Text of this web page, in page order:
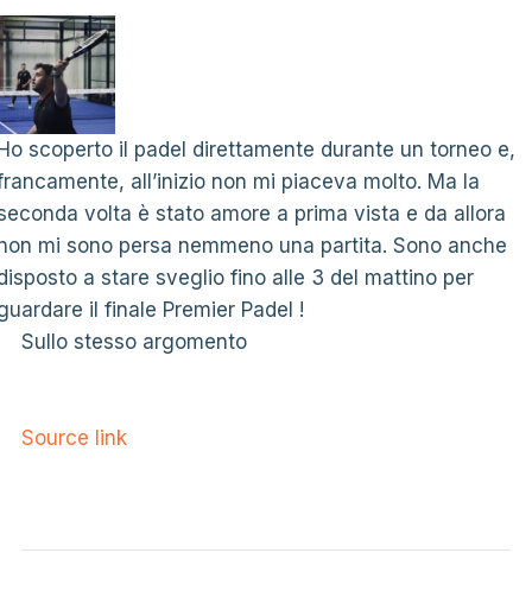
scoperto il padel direttamente durante un torneo e,
all’inizio non mi piaceva molto. Ma la
volta è stato amore a prima vista e da allora
mi sono persa nemmeno una partita. Sono anche
a stare sveglio fino alle 3 del mattino per
il finale Premier Padel !
Sullo stesso argomento
Source link